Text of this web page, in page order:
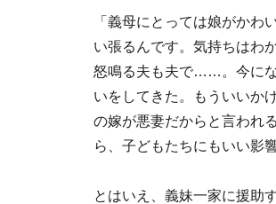
「義母にとっては娘がか
い張るんです。気持ちはわ
怒鳴る夫も夫で……。今にな
いをしてきた。もういいか
の嫁が悪妻だからと言われ
ら、子どもたちにもいい影
とはいえ、義妹一家に援助